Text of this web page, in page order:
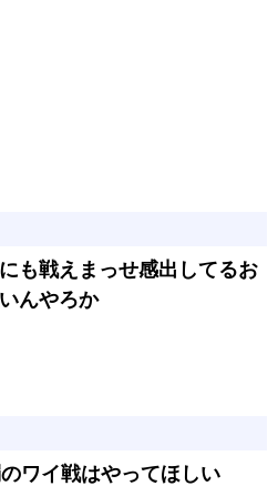
も戦えまっせ感出してるお
んやろか
ワイ戦はやってほしい